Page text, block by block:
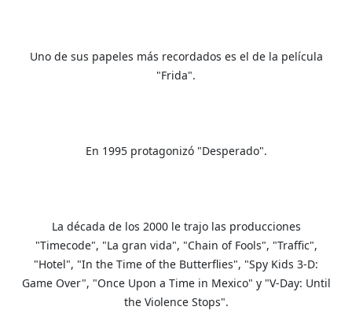
Uno de sus papeles más recordados es el de la película
"Frida".
En 1995 protagonizó "Desperado".
La década de los 2000 le trajo las producciones
"Timecode", "La gran vida", "Chain of Fools", "Traffic",
"Hotel", "In the Time of the Butterflies", "Spy Kids 3-D:
Game Over", "Once Upon a Time in Mexico" y "V-Day: Until
the Violence Stops".